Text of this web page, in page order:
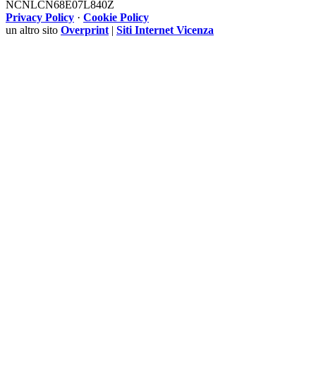
NCNLCN68E07L840Z
Privacy Policy · Cookie Policy
un altro sito Overprint | Siti Internet Vicenza